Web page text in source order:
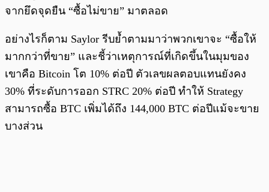
จากยึดจุดยืน “ซื้อไม่ขาย” มาตลอด
อย่างไรก็ตาม Saylor รีบย้ำตามมาว่าพวกเขาจะ “ซื้อให้
มากกว่าที่ขาย” และชี้ว่าเหตุการณ์ที่เกิดขึ้นในมุมของ
เขาคือ Bitcoin โต 10% ต่อปี ตัวเลขผลตอบแทนยังคง
30% ที่ระดับการออก STRC 20% ต่อปี ทำให้ Strategy
สามารถซื้อ BTC เพิ่มได้ถึง 144,000 BTC ต่อปีแม้จะขาย
บางส่วน